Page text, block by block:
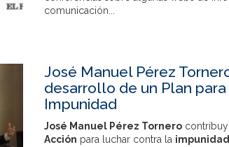
comunicación...
José Manuel Pérez
desarrollo de un Plan
Impunidad
José Manuel Pérez Tornero
Acción para luchar contra la impunidad